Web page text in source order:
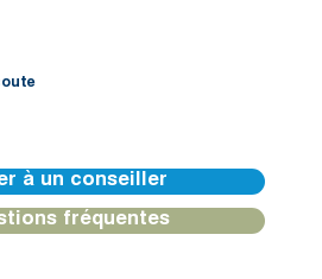
à un conseiller
fréquentes